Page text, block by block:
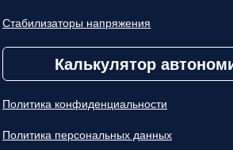
Стабилизаторы напряжения
Калькулятор
Политика конфиденциальности
Политика персональных данных